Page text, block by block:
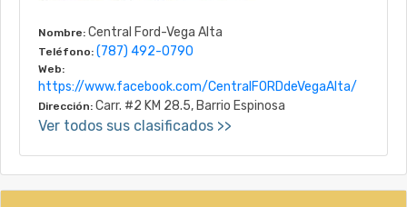
Nombre: Central Ford-Vega Alta
Teléfono: (787) 492-0790
Web:
https://www.facebook.com/CentralFORDdeVegaAlta/
Dirección: Carr. #2 KM 28.5, Barrio Espinosa
Ver todos sus clasificados >>